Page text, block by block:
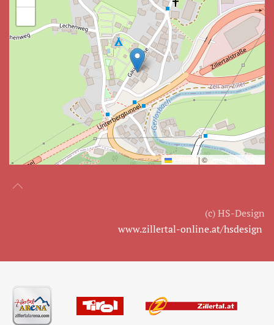
Leaflet |© OpenStreetMap
(c) HS-Design
www.zillertal-online.at/hsdesign